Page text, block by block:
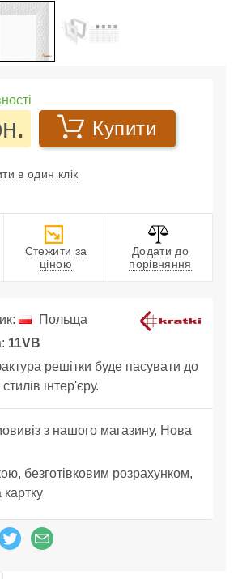
Купити
в один клік
Стежити за
ціною
Додати до
порівняння
Польща
11VB
решітки буде пасувати до
інтер'єру.
з нашого магазину, Нова
безготівковим розрахунком,